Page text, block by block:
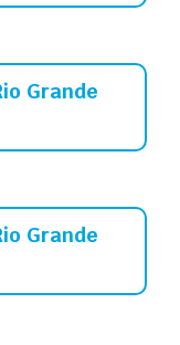
Grande
Grande